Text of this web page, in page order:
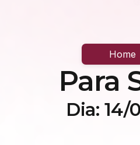
Home
Para
Dia: 14/